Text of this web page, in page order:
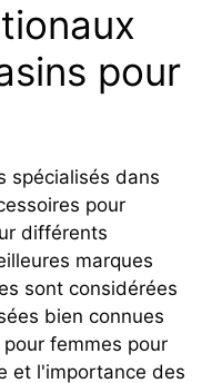
pour
spécialisés dans
pour
différents
marques
sont considérées
bien connues
femmes pour
et l'importance des